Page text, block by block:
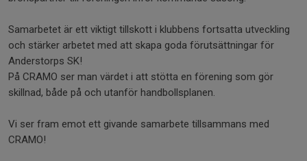
Samarbetet är ett viktigt tillskott i klubbens fortsatta utveckling
och stärker arbetet med att skapa goda förutsättningar för
Anderstorps SK!
På CRAMO ser man värdet i att stötta en förening som gör
skillnad, både på och utanför handbollsplanen.
Vi ser fram emot ett givande samarbete tillsammans med
CRAMO!